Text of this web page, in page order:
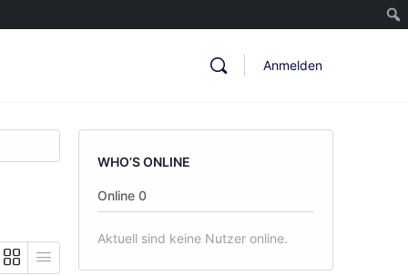
Anmelden
WHO’S ONLINE
Online 0
Aktuell sind keine Nutzer online.